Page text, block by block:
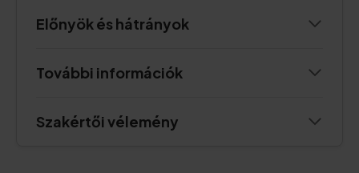
Előnyök és hátrányok
További információk
Szakértői vélemény